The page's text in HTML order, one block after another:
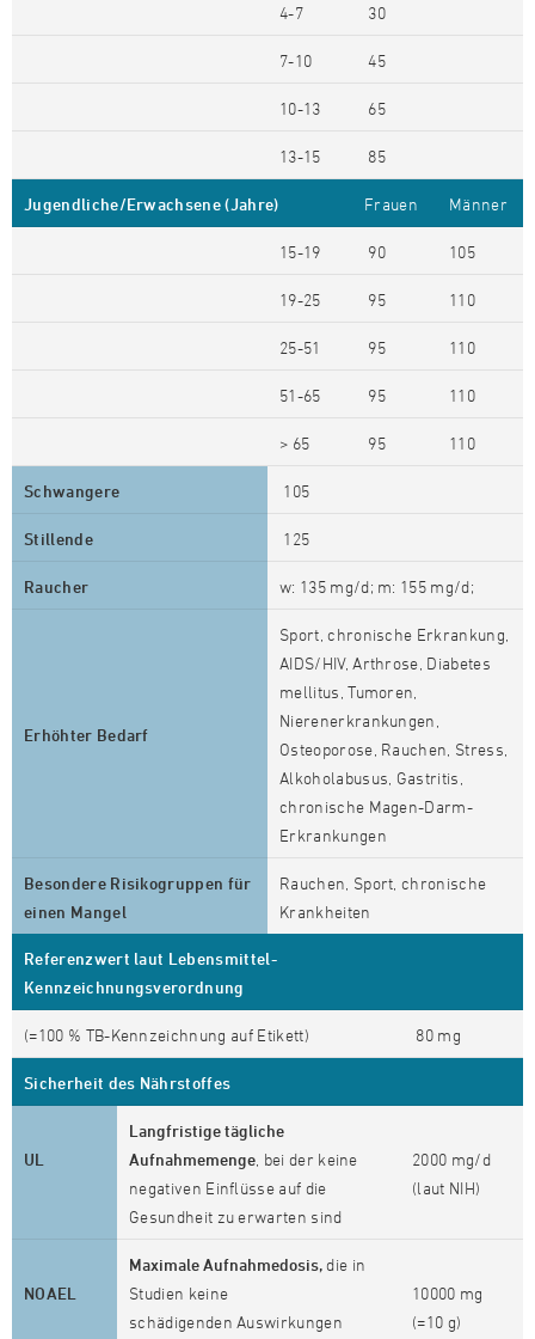
4-7 30
7-10 45
10-13 65
13-15 85
Jugendliche/Erwachsene (Jahre) Frauen Männer
15-19 90 105
19-25 95 110
25-51 95 110
51-65 95 110
> 65 95 110
Schwangere 105
Stillende 125
Raucher w: 135 mg/d; m: 155 mg/d;
Erhöhter Bedarf
Sport, chronische Erkrankung,
AIDS/HIV, Arthrose, Diabetes
mellitus, Tumoren,
Nierenerkrankungen,
Osteoporose, Rauchen, Stress,
Alkoholabusus, Gastritis,
chronische Magen-Darm-
Erkrankungen
Besondere Risikogruppen für
einen Mangel
Rauchen, Sport, chronische
Krankheiten
Referenzwert laut Lebensmittel-
Kennzeichnungsverordnung
(=100 % TB-Kennzeichnung auf Etikett) 80 mg
Sicherheit des Nährstoffes
UL
Langfristige tägliche
Aufnahmemenge , bei der keine
negativen Einflüsse auf die
Gesundheit zu erwarten sind
2000 mg/d
(laut NIH)
NOAEL
Maximale Aufnahmedosis,die in
Studien keine
schädigenden Auswirkungen
10000 mg
(=10 g)